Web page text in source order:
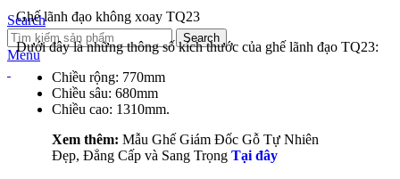
Search
Search
Menu
Ghế lãnh đạo không xoay TQ23
Dưới đây là những thông số kích thước của ghế lãnh đạo TQ23:
Chiều rộng: 770mm
Chiều sâu: 680mm
Chiều cao: 1310mm.
Xem thêm: Mẫu Ghế Giám Đốc Gỗ Tự Nhiên
Đẹp, Đẳng Cấp và Sang Trọng Tại đây